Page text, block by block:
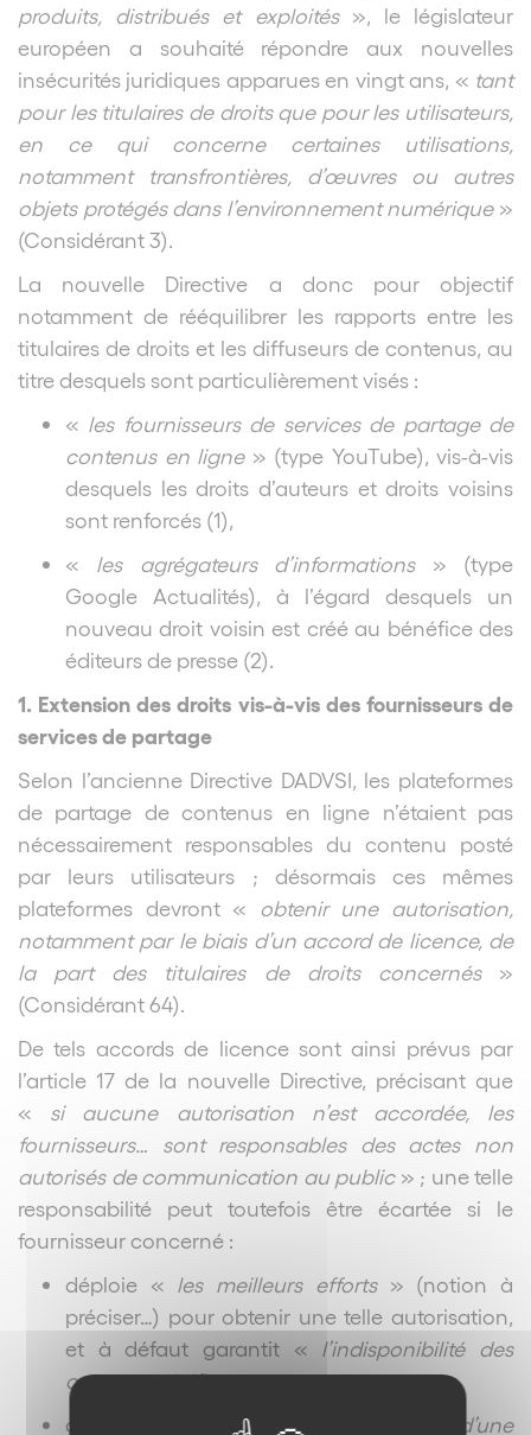
produits, distribués et exploités», le législateur
européen a souhaité répondre aux nouvelles
insécurités juridiques apparues en vingt ans, « tant
pour les titulaires de droits que pour les utilisateurs,
en ce qui concerne certaines utilisations,
notamment transfrontières, d’œuvres ou autres
objets protégés dans l’environnement numérique»
(Considérant 3).
La nouvelle Directive a donc pour objectif
notamment de rééquilibrer les rapports entre les
titulaires de droits et les diffuseurs de contenus, au
titre desquels sont particulièrement visés :
« les fournisseurs de services de partage de
contenus en ligne» (type YouTube), vis-à-vis
desquels les droits d’auteurs et droits voisins
sont renforcés (1),
« les agrégateurs d’informations» (type
Google Actualités), à l’égard desquels un
nouveau droit voisin est créé au bénéfice des
éditeurs de presse (2).
1. Extension des droits vis-à-vis des fournisseurs de
services de partage
Selon l’ancienne Directive DADVSI, les plateformes
de partage de contenus en ligne n’étaient pas
nécessairement responsables du contenu posté
par leurs utilisateurs ; désormais ces mêmes
plateformes devront « obtenir une autorisation,
notamment par le biais d’un accord de licence, de
la part des titulaires de droits concernés»
(Considérant 64).
De tels accords de licence sont ainsi prévus par
l’article 17 de la nouvelle Directive, précisant que
« si aucune autorisation n’est accordée, les
fournisseurs… sont responsables des actes non
autorisés de communication au public» ; une telle
responsabilité peut toutefois être écartée si le
fournisseur concerné :
déploie « les meilleurs efforts» (notion à
préciser…) pour obtenir une telle autorisation,
et à défaut garantit « l’indisponibilité des
œuvres spécifiques»,
agit «
promptement, dès réception d’une